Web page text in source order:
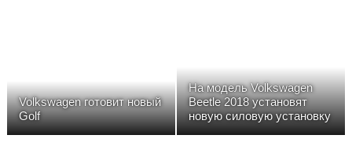
Volkswagen готовит новый
Golf
На модель Volkswagen
Beetle 2018 установят
новую силовую установку